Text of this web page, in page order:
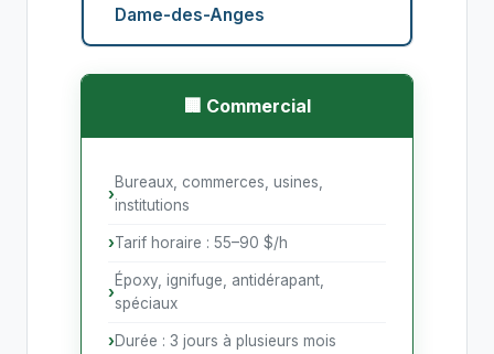
Dame-des-Anges
🏢 Commercial
Bureaux, commerces, usines,
institutions
Tarif horaire : 55–90 $/h
Époxy, ignifuge, antidérapant,
spéciaux
Durée : 3 jours à plusieurs mois